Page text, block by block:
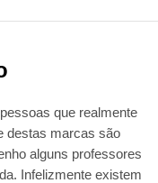
que realmente
destas marcas são
alguns professores
Infelizmente existem